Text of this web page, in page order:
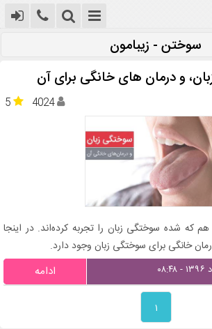
سوختن - زیبامون
و درمان‌ های خانگی برای آن
5 4024
که شده سوختگی زبان را تجربه کرده‌اند. در اینجا
خانگی برای سوختگی زبان وجود دارد.
ادامه
۱